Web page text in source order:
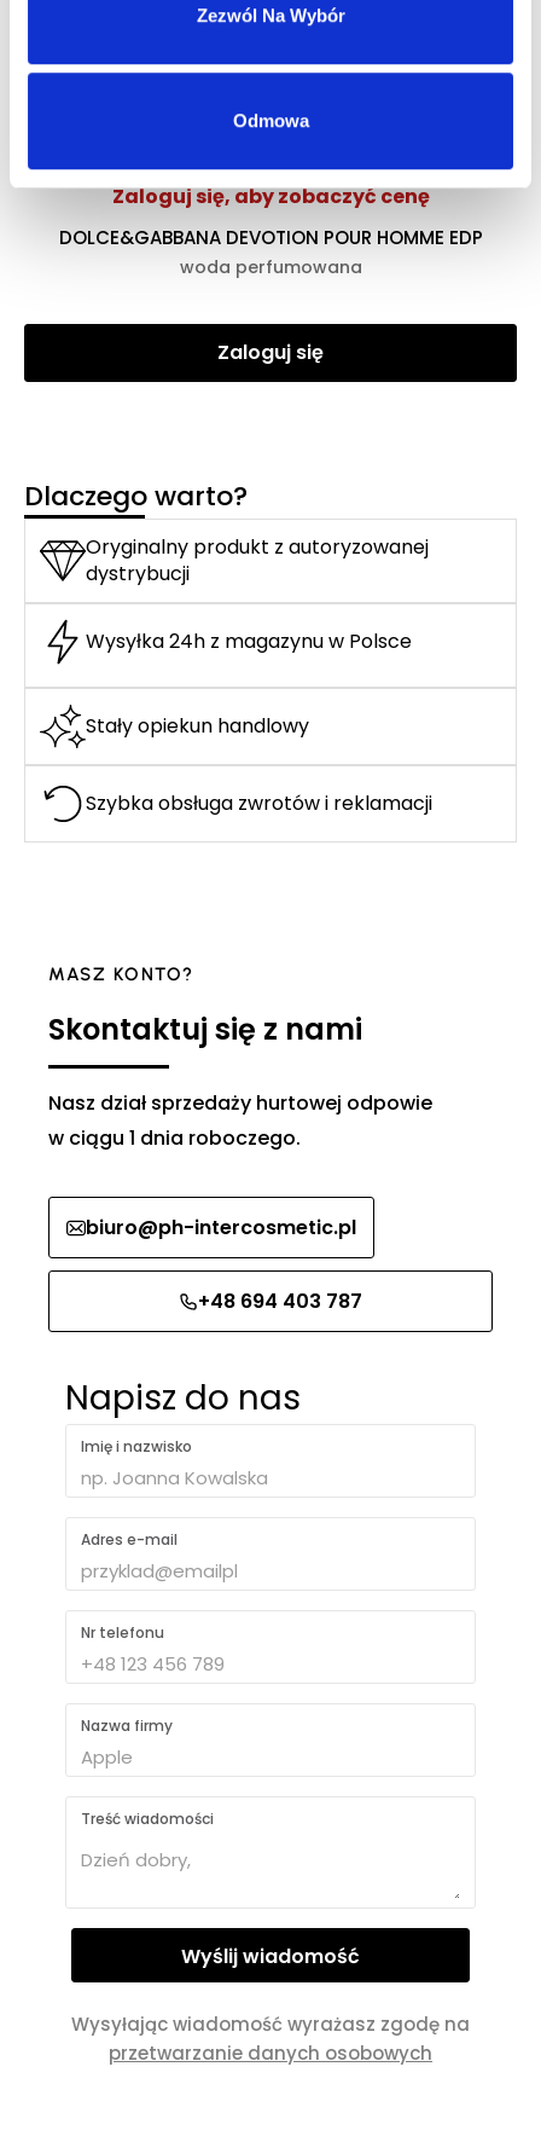
Zezwól Na Wybór
Odmowa
Zaloguj się
Zaloguj się, aby zobaczyć cenę
DOLCE&GABBANA DEVOTION POUR HOMME EDP
woda perfumowana
Zaloguj się
Dlaczego warto?
Oryginalny produkt z autoryzowanej
dystrybucji
Wysyłka 24h z magazynu w Polsce
Stały opiekun handlowy
Szybka obsługa zwrotów i reklamacji
MASZ KONTO?
Skontaktuj się z nami
Nasz dział sprzedaży hurtowej odpowie
w ciągu 1 dnia roboczego.
biuro@ph-intercosmetic.pl
+48 694 403 787
Napisz do nas
Imię i nazwisko
Adres e-mail
Nr telefonu
Nazwa firmy
Treść wiadomości
Wysyłając wiadomość wyrażasz zgodę na
przetwarzanie danych osobowych